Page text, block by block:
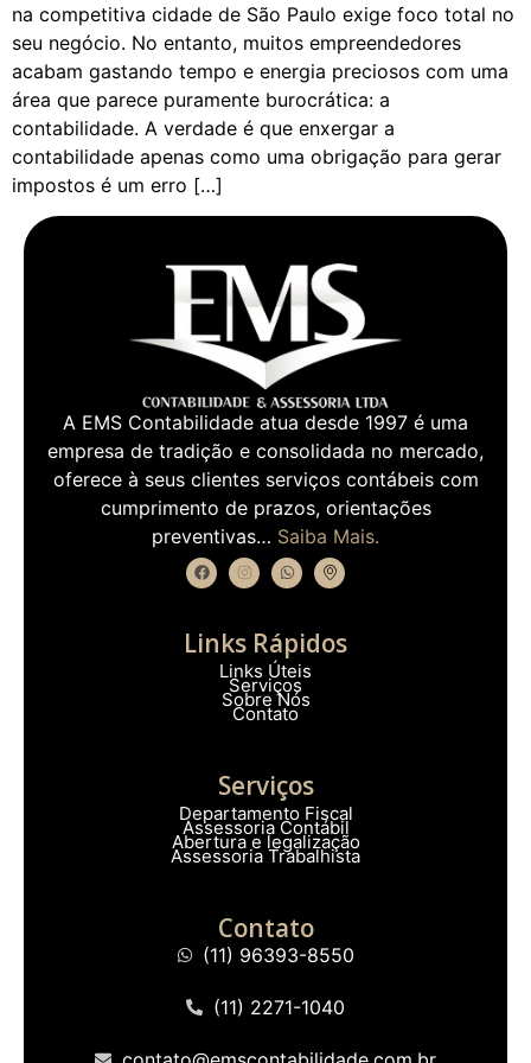
na competitiva cidade de São Paulo exige foco total no
seu negócio. No entanto, muitos empreendedores
acabam gastando tempo e energia preciosos com uma
área que parece puramente burocrática: a
contabilidade. A verdade é que enxergar a
contabilidade apenas como uma obrigação para gerar
impostos é um erro […]
A EMS Contabilidade atua desde 1997 é uma
empresa de tradição e consolidada no mercado,
oferece à seus clientes serviços contábeis com
cumprimento de prazos, orientações
preventivas… Saiba Mais.
Links Rápidos
Links Úteis
Serviços
Sobre Nós
Contato
Serviços
Departamento Fiscal
Assessoria Contábil
Abertura e legalização
Assessoria Trabalhista
Contato
(11) 96393-8550
(11) 2271-1040